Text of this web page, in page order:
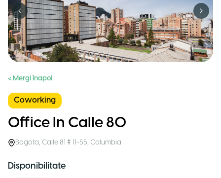
Previous slide Next
< Mergi înapoi
Coworking
Office In Calle 80
Bogota, Calle 81 # 11-55, Columbia
Disponibilitate